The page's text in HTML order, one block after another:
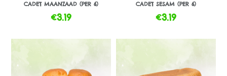
CADET MAANZAAD (PER 6)
€3.19
CADET SESAM (PER 6)
€3.19